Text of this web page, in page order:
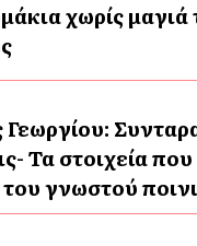
χωρίς μαγιά
Γεωργίου:
Τα στοιχεία
γνωστού